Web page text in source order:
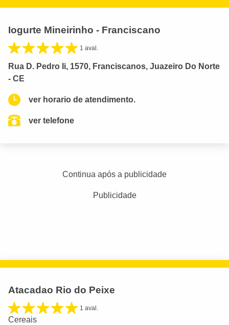
Iogurte Mineirinho - Franciscano
1 aval.
Rua D. Pedro Ii, 1570, Franciscanos, Juazeiro Do Norte
- CE
ver horario de atendimento.
ver telefone
Continua após a publicidade
Publicidade
Atacadao Rio do Peixe
1 aval.
Cereais